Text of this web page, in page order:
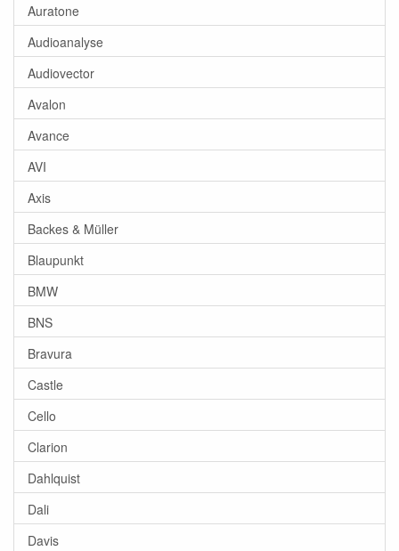
Auratone
Audioanalyse
Audiovector
Avalon
Avance
AVI
Axis
Backes & Müller
Blaupunkt
BMW
BNS
Bravura
Castle
Cello
Clarion
Dahlquist
Dali
Davis